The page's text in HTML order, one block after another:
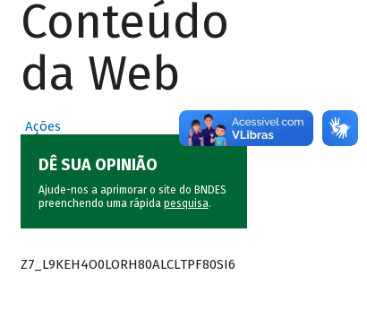
Conteúdo
da Web
Ações
DÊ SUA OPINIÃO
Ajude-nos a aprimorar o site do BNDES
preenchendo uma rápida pesquisa.
Z7_L9KEH4O0LORH80ALCLTPF80SI6